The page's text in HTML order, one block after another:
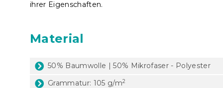
ihrer Eigenschaften.
Material
50% Baumwolle | 50% Mikrofaser - Polyester
Grammatur: 105 g/m2